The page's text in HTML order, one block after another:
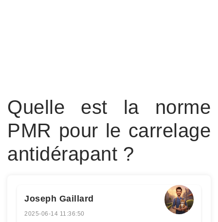
Quelle est la norme
PMR pour le carrelage
antidérapant ?
Joseph Gaillard
2025-06-14 11:36:50